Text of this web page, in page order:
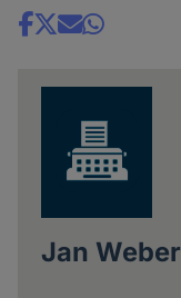
Share
Jan Weber